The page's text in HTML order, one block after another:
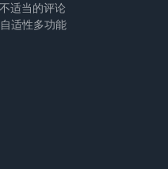
适当的评论
适性多功能